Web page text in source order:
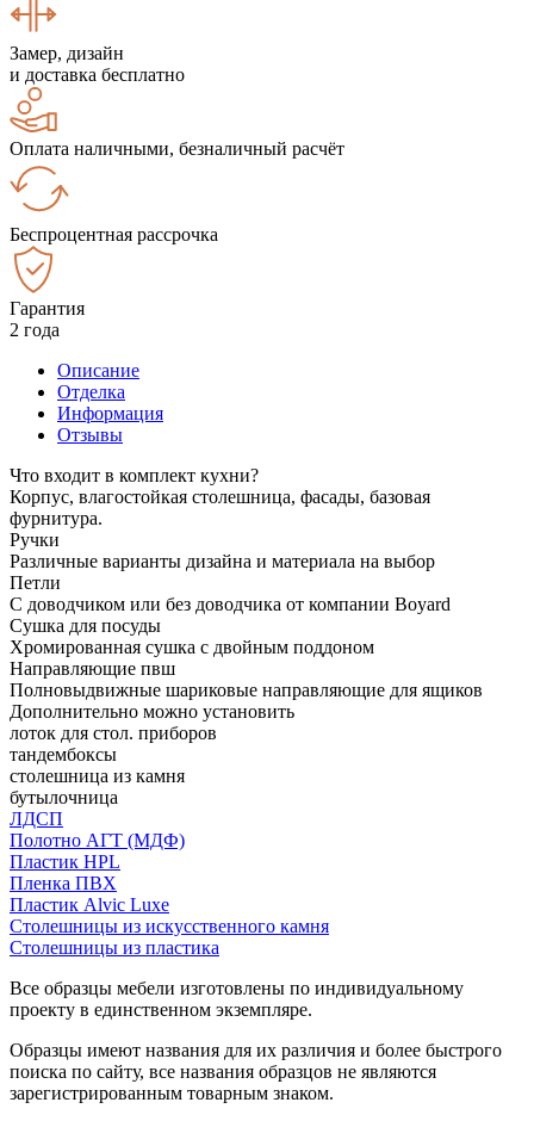
Замер, дизайн
и доставка бесплатно
Оплата наличными, безналичный расчёт
Беспроцентная рассрочка
Гарантия
2 года
Описание
Отделка
Информация
Отзывы
Что входит в комплект кухни?
Корпус, влагостойкая столешница, фасады, базовая
фурнитура.
Ручки
Различные варианты дизайна и материала на выбор
Петли
С доводчиком или без доводчика от компании Boyard
Сушка для посуды
Хромированная сушка с двойным поддоном
Направляющие пвш
Полновыдвижные шариковые направляющие для ящиков
Дополнительно можно установить
лоток для стол. приборов
тандембоксы
столешница из камня
бутылочница
ЛДСП
Полотно АГТ (МДФ)
Пластик HPL
Пленка ПВХ
Пластик Alvic Luxe
Столешницы из искусственного камня
Столешницы из пластика
Все образцы мебели изготовлены по индивидуальному
проекту в единственном экземпляре.
Образцы имеют названия для их различия и более быстрого
поиска по сайту, все названия образцов не являются
зарегистрированным товарным знаком.